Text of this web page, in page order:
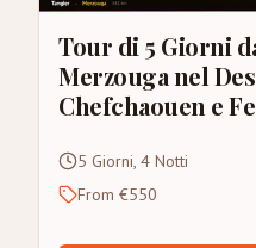
Tour di 5 Giorni
Merzouga nel
Chefchaouen e
5 Giorni, 4 Notti
From €550